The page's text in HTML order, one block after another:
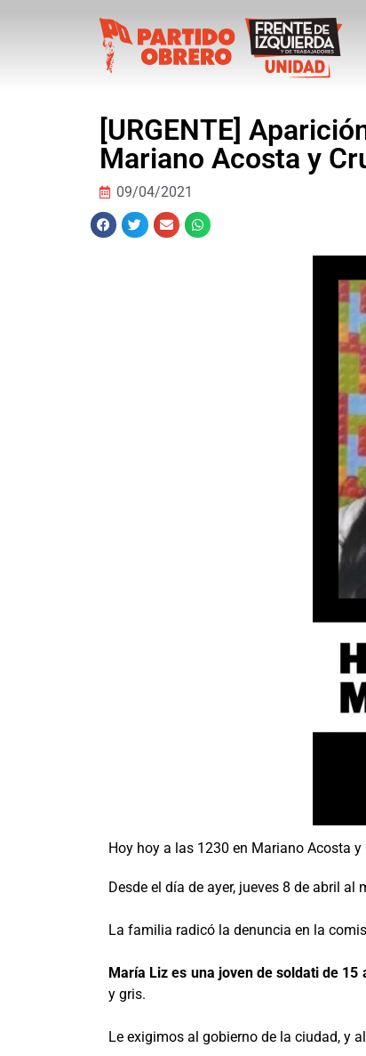
[URGENTE]
Mariano Acosta y
09/04/2021
Hoy hoy a las 1230 en Mariano Acosta y
Desde el día de ayer, jueves 8 de abril
La familia radicó la denuncia en la
María Liz es una joven de soldati de 15
y gris.
Le exigimos al gobierno de la ciudad, y